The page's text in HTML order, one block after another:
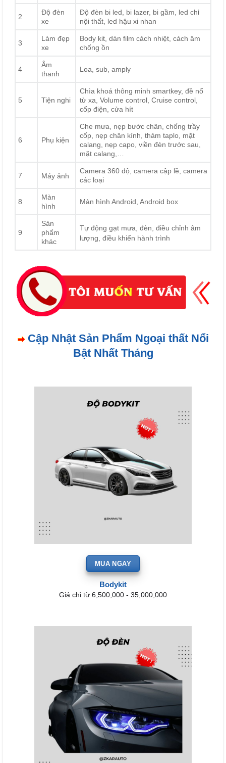
2
Độ đèn
xe
Độ đèn bi led, bi lazer, bi gầm, led chỉ
nội thất, led hậu xi nhan
3
Làm đẹp
xe
Body kit, dán film cách nhiệt, cách âm
chống ồn
4
Âm
thanh
Loa, sub, amply
5 Tiện nghi
Chìa khoá thông minh smartkey, đề nổ
từ xa, Volume control, Cruise control,
cốp điện, cửa hít
6 Phụ kiện
Che mưa, nẹp bước chân, chống trầy
cốp, nẹp chân kính, thảm taplo, mặt
calang, nẹp capo, viền đèn trước sau,
mặt calang,…
7 Máy ảnh
Camera 360 độ, camera cập lề, camera
các loại
8
Màn
hình
Màn hình Android, Android box
9
Sản
phẩm
khác
Tự động gạt mưa, đèn, điều chỉnh âm
lượng, điều khiển hành trình
Cập Nhật Sản Phẩm Ngoại thất Nổi
Bật Nhất Tháng
MUA NGAY
Bodykit
Giá chỉ từ 6,500,000 - 35,000,000